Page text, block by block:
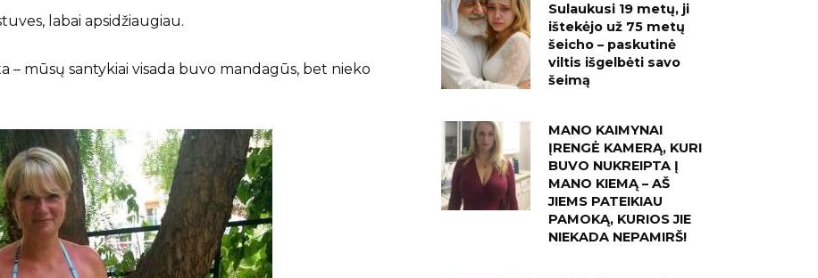
labai apsidžiaugiau.
– mūsų santykiai visada buvo mandagūs, bet nieko
Sulaukusi 19 metų, ji
ištekėjo už 75 metų
šeicho – paskutinė
viltis išgelbėti savo
šeimą
MANO KAIMYNAI
ĮRENGĖ KAMERĄ, KURI
BUVO NUKREIPTA Į
MANO KIEMĄ – AŠ
JIEMS PATEIKIAU
PAMOKĄ, KURIOS JIE
NIEKADA NEPAMIRŠ!